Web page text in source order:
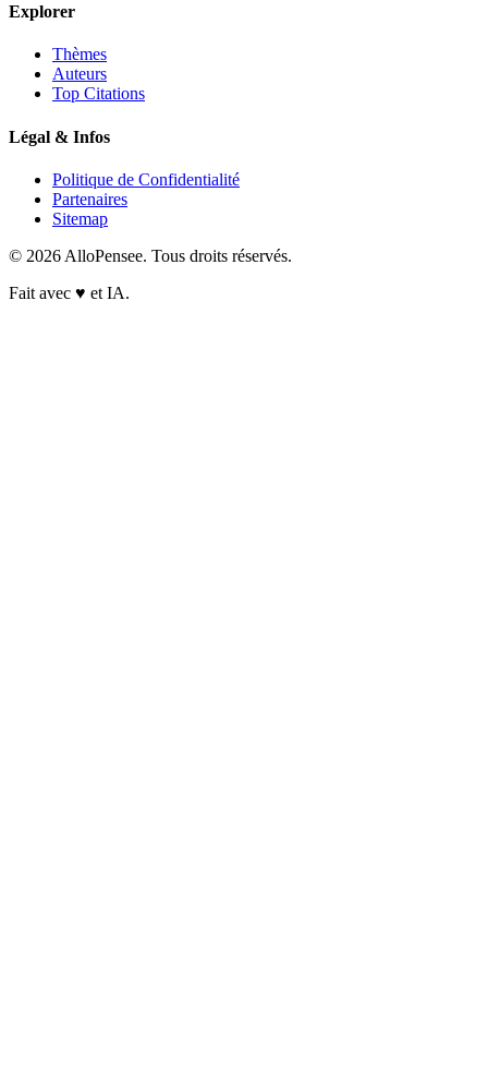
Explorer
Thèmes
Auteurs
Top Citations
Légal & Infos
Politique de Confidentialité
Partenaires
Sitemap
© 2026 AlloPensee. Tous droits réservés.
Fait avec ♥ et IA.